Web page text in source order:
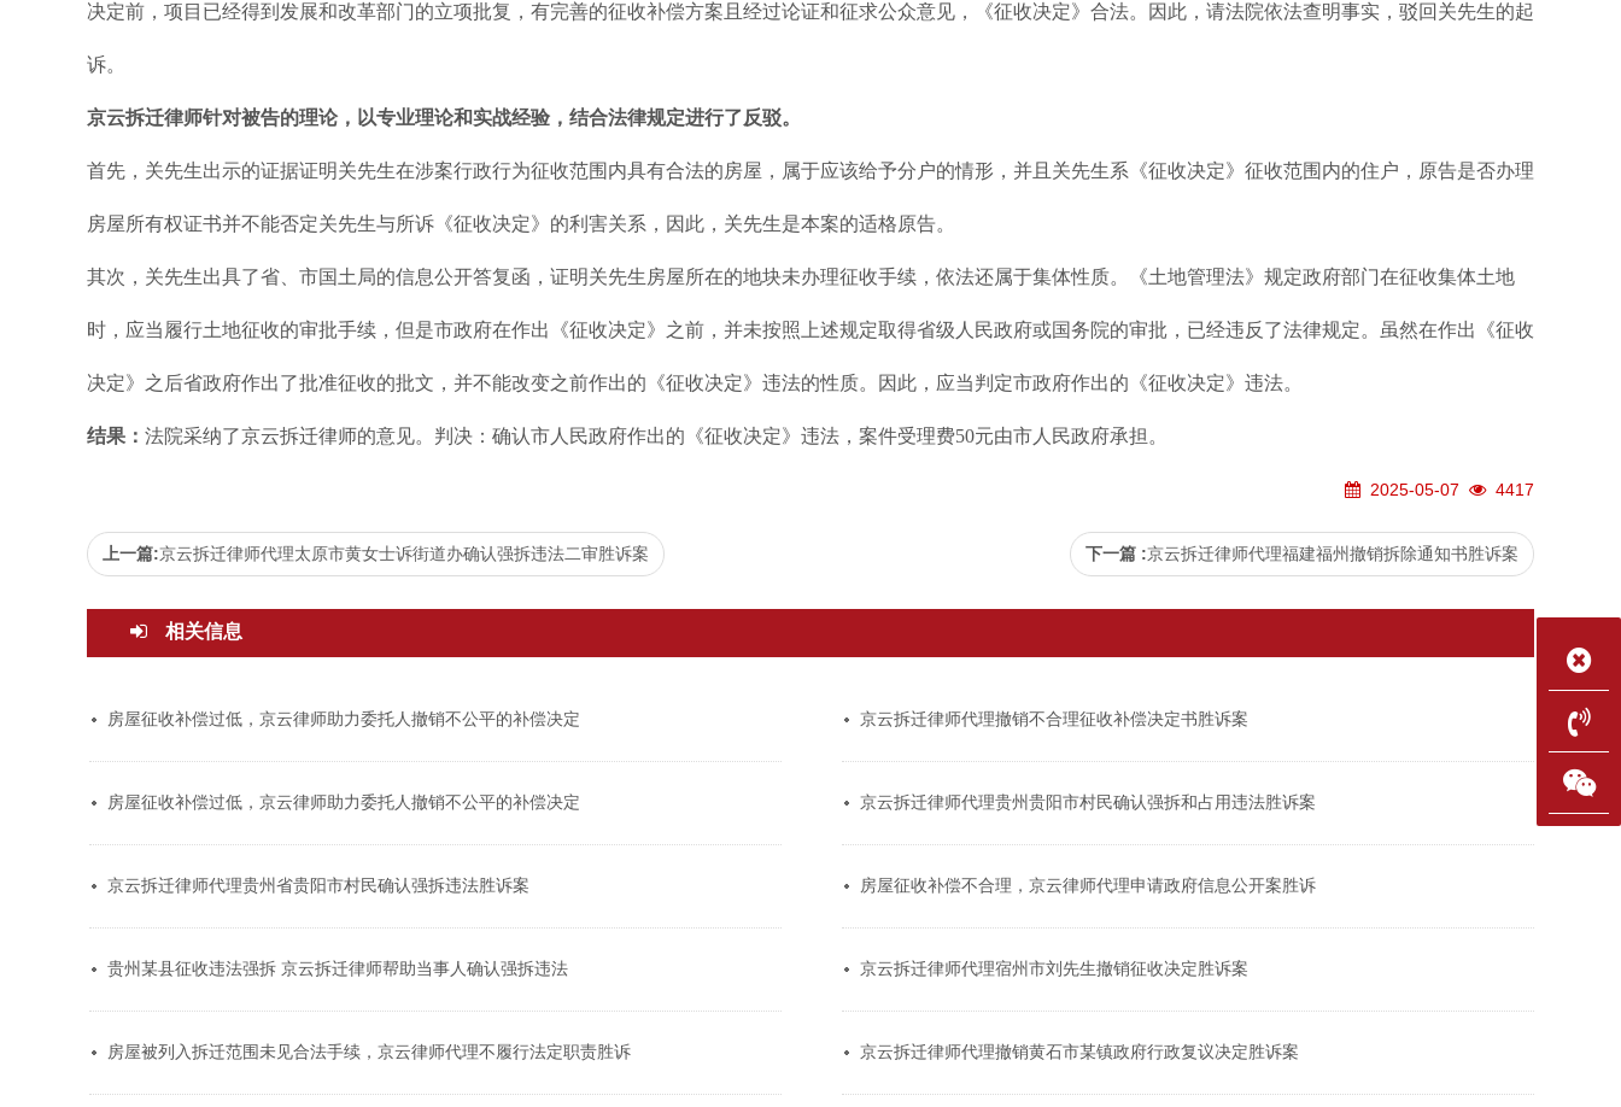
决定前，项目已经得到发展和改革部门的立项批复，有完善的征收补偿方案且经过论证和征求公众意见，《征收决定》合法。因此，请法院依法查明事实，驳回关先生的起
诉。
京云拆迁律师针对被告的理论，以专业理论和实战经验，结合法律规定进行了反驳。
首先，关先生出示的证据证明关先生在涉案行政行为征收范围内具有合法的房屋，属于应该给予分户的情形，并且关先生系《征收决定》征收范围内的住户，原告是否办理
房屋所有权证书并不能否定关先生与所诉《征收决定》的利害关系，因此，关先生是本案的适格原告。
其次，关先生出具了省、市国土局的信息公开答复函，证明关先生房屋所在的地块未办理征收手续，依法还属于集体性质。《土地管理法》规定政府部门在征收集体土地
时，应当履行土地征收的审批手续，但是市政府在作出《征收决定》之前，并未按照上述规定取得省级人民政府或国务院的审批，已经违反了法律规定。虽然在作出《征收
决定》之后省政府作出了批准征收的批文，并不能改变之前作出的《征收决定》违法的性质。因此，应当判定市政府作出的《征收决定》违法。
结果： 法院采纳了京云拆迁律师的意见。判决：确认市人民政府作出的《征收决定》违法，案件受理费50元由市人民政府承担。
2025-05-07 4417
上一篇:京云拆迁律师代理太原市黄女士诉街道办确认强拆违法二审胜诉案 下一篇 :京云拆迁律师代理福建福州撤销拆除通知书胜诉案
相关信息
房屋征收补偿过低，京云律师助力委托人撤销不公平的补偿决定 京云拆迁律师代理撤销不合理征收补偿决定书胜诉案
房屋征收补偿过低，京云律师助力委托人撤销不公平的补偿决定 京云拆迁律师代理贵州贵阳市村民确认强拆和占用违法胜诉案
京云拆迁律师代理贵州省贵阳市村民确认强拆违法胜诉案 房屋征收补偿不合理，京云律师代理申请政府信息公开案胜诉
贵州某县征收违法强拆 京云拆迁律师帮助当事人确认强拆违法 京云拆迁律师代理宿州市刘先生撤销征收决定胜诉案
房屋被列入拆迁范围未见合法手续，京云律师代理不履行法定职责胜诉 京云拆迁律师代理撤销黄石市某镇政府行政复议决定胜诉案